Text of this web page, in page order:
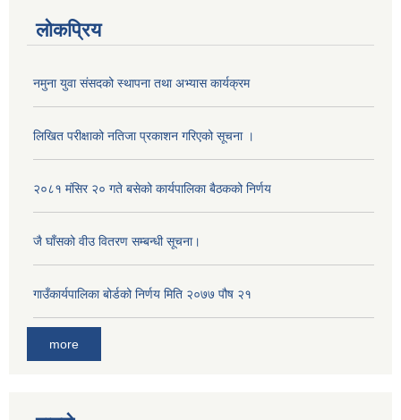
लोकप्रिय
नमुना युवा संसदको स्थापना तथा अभ्यास कार्यक्रम
लिखित परीक्षाको नतिजा प्रकाशन गरिएको सूचना ।
२०८१ मंसिर २० गते बसेको कार्यपालिका बैठकको निर्णय
जै घाँसको वीउ वितरण सम्बन्धी सूचना।
गाउँकार्यपालिका बोर्डको निर्णय मिति २०७७ पौष २१
more